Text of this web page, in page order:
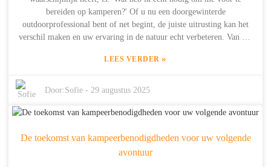
bereiden op kamperen?' Of u nu een doorgewinterde
outdoorprofessional bent of net begint, de juiste uitrusting kan het
verschil maken en uw ervaring in de natuur echt verbeteren. Van het
noodstroombronnen, elke kleine beslissing beïnvloedt hoeveel u van
begrijpen we hoe belangrijk betrouwbare energieopslag is wanneer u
creëren van slimme energieoplossingen voor woningen en flexibele
de productie van energieopslagproducten is het ons doel om
kampeerders te voorzien van de juiste tools, zodat ze het meeste uit
LEES VERDER»
Door:Sofie - 29 augustus 2025
De toekomst van kampeerbenodigdheden voor uw volgende
avontuur